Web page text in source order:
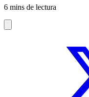
6 mins de lectura